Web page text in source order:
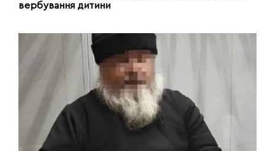
вербування дитини